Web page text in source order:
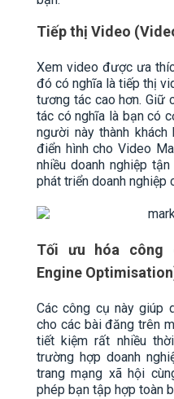
Tiếp thị Video
Xem video được ưa
đó có nghĩa là tiếp thị
tương tác cao hơn. Giữ
tác có nghĩa là bạn có
người này thành
điển hình cho Video
nhiều doanh nghiệp
phát triển doanh nghiệp
Tối ưu hóa công
Engine
Các công cụ này giúp
cho các bài đăng trên
tiết kiệm rất nhiều
trường hợp doanh
trang mạng xã hội
phép bạn tập hợp toàn